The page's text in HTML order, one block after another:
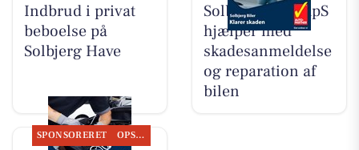
Indbrud i privat
beboelse på
Solbjerg Have
Solbjerg Biler ApS
hjælper med
skadesanmeldelse
og reparation af
bilen
SPONSORERET OPSLAGSTAVLEN